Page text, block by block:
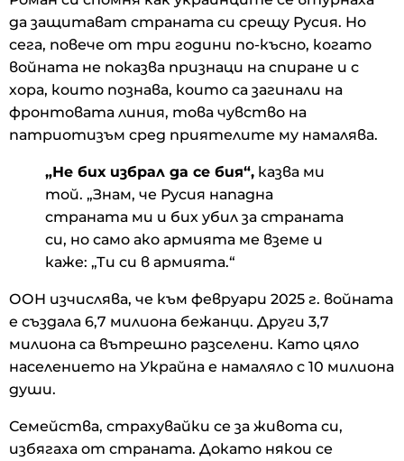
да защитават страната си срещу Русия. Но
сега, повече от три години по-късно, когато
войната не показва признаци на спиране и с
хора, които познава, които са загинали на
фронтовата линия, това чувство на
патриотизъм сред приятелите му намалява.
„Не бих избрал да се бия“, казва ми
той. „Знам, че Русия нападна
страната ми и бих убил за страната
си, но само ако армията ме вземе и
каже: „Ти си в армията.“
ООН изчислява, че към февруари 2025 г. войната
е създала 6,7 милиона бежанци. Други 3,7
милиона са вътрешно разселени. Като цяло
населението на Украйна е намаляло с 10 милиона
души.
Семейства, страхувайки се за живота си,
избягаха от страната. Докато някои се